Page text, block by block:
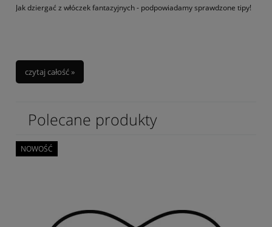
Jak dziergać z włóczek fantazyjnych - podpowiadamy sprawdzone tipy!
czytaj całość »
Polecane produkty
NOWOŚĆ